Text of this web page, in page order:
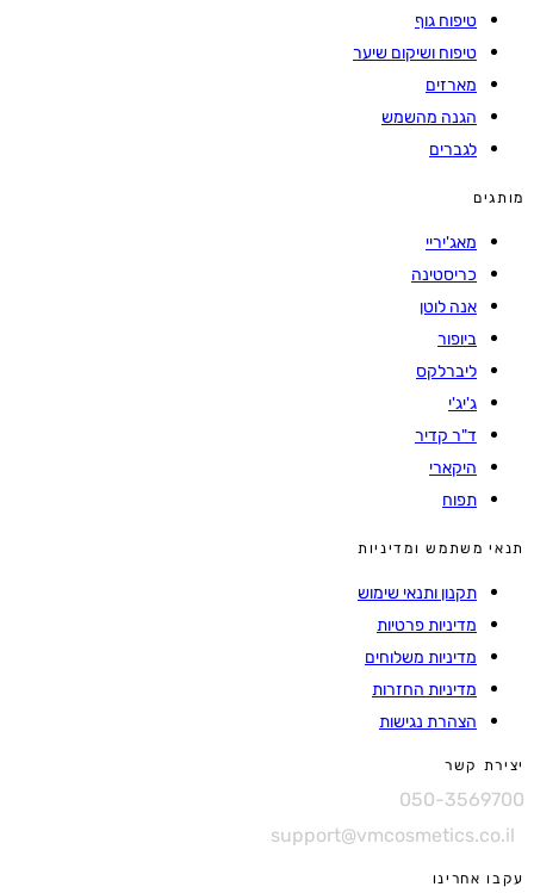
טיפוח גוף
טיפוח ושיקום שיער
מארזים
הגנה מהשמש
לגברים
מותגים
מאג'יריי
כריסטינה
אנה לוטן
ביופור
ליברלקס
ג'יג'י
ד"ר קדיר
היקארי
תפוח
תנאי משתמש ומדיניות
תקנון ותנאי שימוש
מדיניות פרטיות
מדיניות משלוחים
מדיניות החזרות
הצהרת נגישות
יצירת קשר
050-3569700
support@vmcosmetics.co.il
עקבו אחרינו